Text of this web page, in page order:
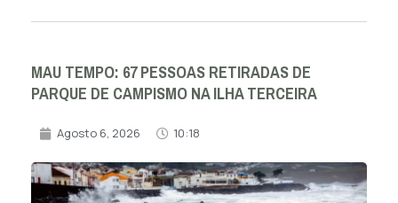
MAU TEMPO: 67 PESSOAS RETIRADAS DE
PARQUE DE CAMPISMO NA ILHA TERCEIRA
Agosto 6, 2026 10:18